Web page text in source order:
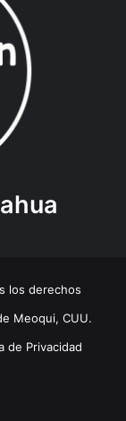
los derechos
Meoqui, CUU.
de Privacidad